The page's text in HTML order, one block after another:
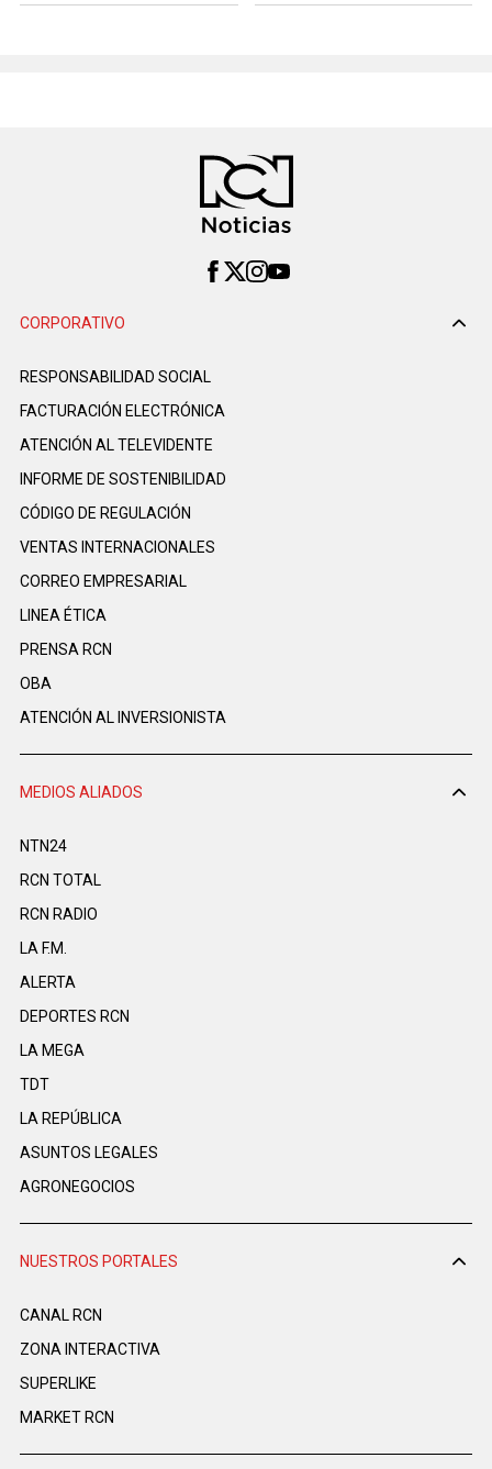
CORPORATIVO
RESPONSABILIDAD SOCIAL
FACTURACIÓN ELECTRÓNICA
ATENCIÓN AL TELEVIDENTE
INFORME DE SOSTENIBILIDAD
CÓDIGO DE REGULACIÓN
VENTAS INTERNACIONALES
CORREO EMPRESARIAL
LINEA ÉTICA
PRENSA RCN
OBA
ATENCIÓN AL INVERSIONISTA
MEDIOS ALIADOS
NTN24
RCN TOTAL
RCN RADIO
LA F.M.
ALERTA
DEPORTES RCN
LA MEGA
TDT
LA REPÚBLICA
ASUNTOS LEGALES
AGRONEGOCIOS
NUESTROS PORTALES
CANAL RCN
ZONA INTERACTIVA
SUPERLIKE
MARKET RCN